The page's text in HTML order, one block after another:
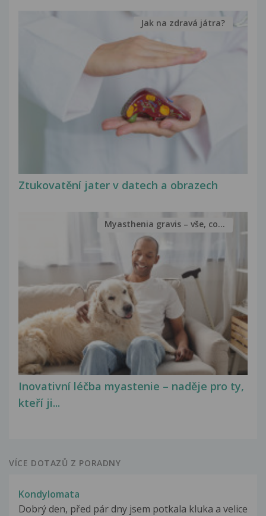
Ztukovatění jater v datech a obrazech
Jak na zdravá játra?
Inovativní léčba myastenie – naděje pro ty,
kteří ji...
Myasthenia gravis – vše, co...
VÍCE DOTAZŮ Z PORADNY
Kondylomata
Dobrý den, před pár dny jsem potkala kluka a velice